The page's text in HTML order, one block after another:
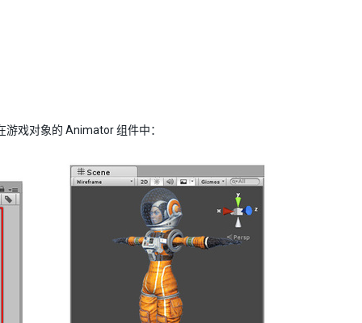
戏对象的 Animator 组件中：